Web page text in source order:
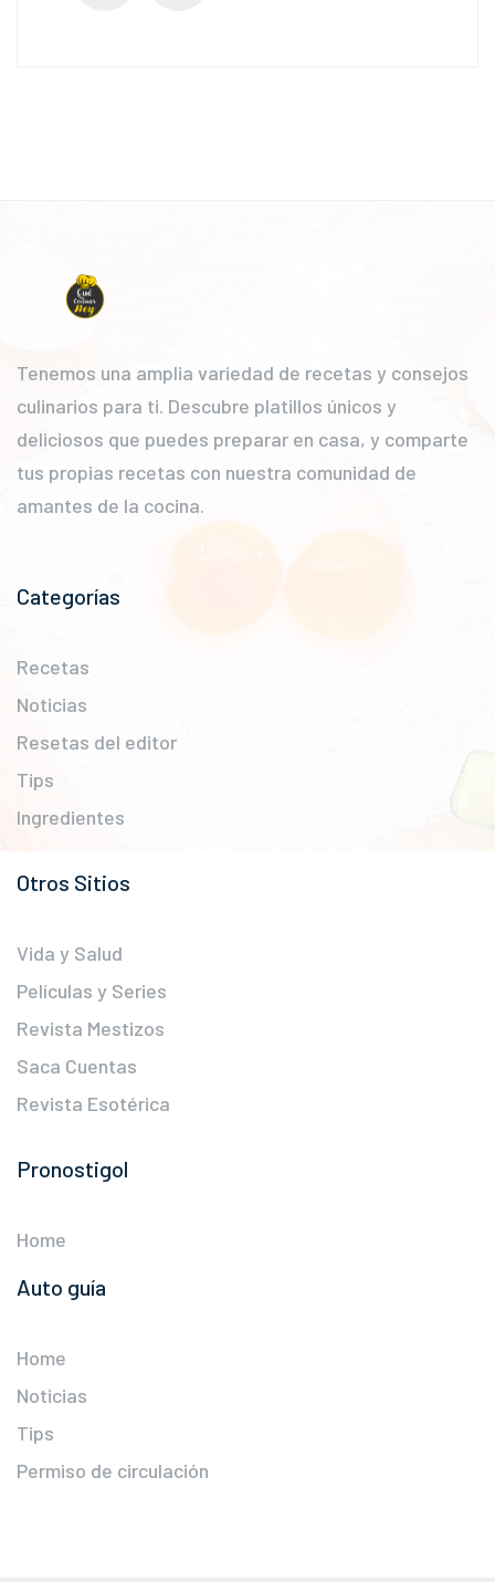
Tenemos una amplia variedad de recetas y consejos
culinarios para ti. Descubre platillos únicos y
deliciosos que puedes preparar en casa, y comparte
tus propias recetas con nuestra comunidad de
amantes de la cocina.
Categorías
Recetas
Noticias
Resetas del editor
Tips
Ingredientes
Otros Sitios
Vida y Salud
Películas y Series
Revista Mestizos
Saca Cuentas
Revista Esotérica
Pronostigol
Home
Auto guía
Home
Noticias
Tips
Permiso de circulación